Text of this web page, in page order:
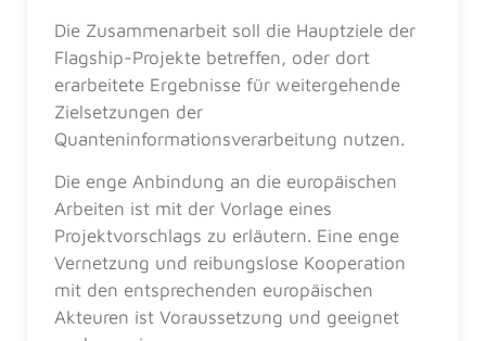
Die Zusammenarbeit soll die Hauptziele der
Flagship-Projekte betreffen, oder dort
erarbeitete Ergebnisse für weitergehende
Zielsetzungen der
Quanteninformationsverarbeitung nutzen.
Die enge Anbindung an die europäischen
Arbeiten ist mit der Vorlage eines
Projektvorschlags zu erläutern. Eine enge
Vernetzung und reibungslose Kooperation
mit den entsprechenden europäischen
Akteuren ist Voraussetzung und geeignet